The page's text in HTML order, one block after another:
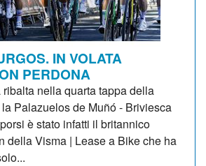
IN VOLATA
PERDONA
nella quarta tappa della
Palazuelos de Muñó - Briviesca
è stato infatti il britannico
della Visma | Lease a Bike che ha